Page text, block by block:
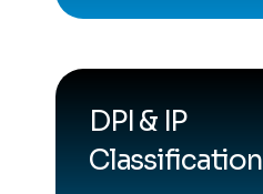
DPI & IP
Classification